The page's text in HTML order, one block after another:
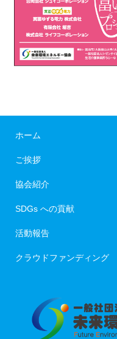
ホーム
ご挨拶
協会紹介
SDGs への貢献
活動報告
クラウドファンディング